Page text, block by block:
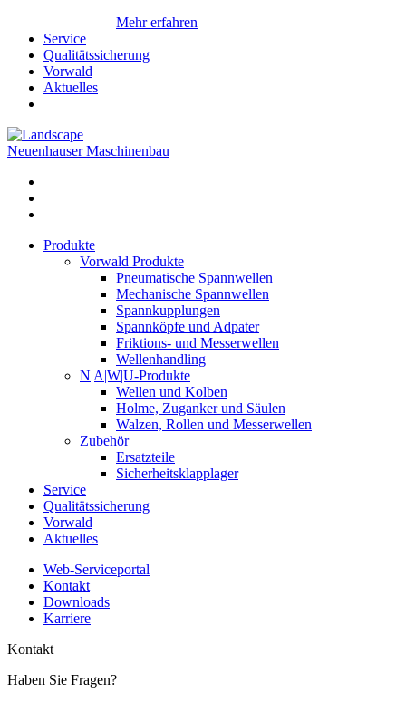
Mehr erfahren
Service
Qualitätssicherung
Vorwald
Aktuelles
Neuenhauser Maschinenbau
Produkte
Vorwald Produkte
Pneumatische Spannwellen
Mechanische Spannwellen
Spannkupplungen
Spannköpfe und Adpater
Friktions- und Messerwellen
Wellenhandling
N|A|W|U-Produkte
Wellen und Kolben
Holme, Zuganker und Säulen
Walzen, Rollen und Messerwellen
Zubehör
Ersatzteile
Sicherheitsklapplager
Service
Qualitätssicherung
Vorwald
Aktuelles
Web-Serviceportal
Kontakt
Downloads
Karriere
Kontakt
Haben Sie Fragen?